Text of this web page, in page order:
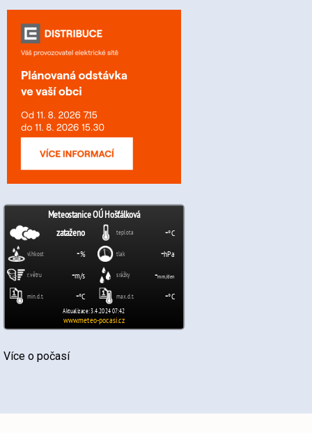
Více o počasí